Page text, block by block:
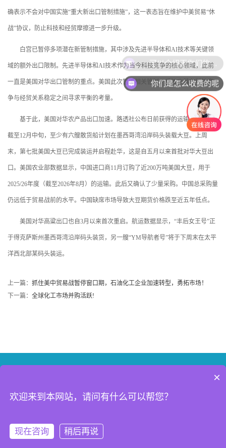
确表示不会对中国实施“重大新出口管制措施”，这一表态旨在维护中美贸易“休
战”协议，防止科技和经贸摩擦进一步升级。
白宫已暂停多项潜在新管制措施，其中涉及先进半导体和AI技术等关键领
域的额外出口限制。先进半导体和AI技术作为当今科技竞争的核心领域，此前
一直是美国对华出口管制的重点。美国此次暂缓相关管制，反映出其在科技竞
争与经贸关系稳定之间寻求平衡的考量。
基于此，美国对华农产品出口加速。路透社公布日前获得的运输时间表，
截至12月中旬，至少有六艘散货船计划在墨西哥湾沿岸码头装载大豆。上周
末，第七批美国大豆已完成装运并启程赴华，这是自五月以来首批对华大豆出
口。美国农业部数据显示，中国进口商11月订购了近200万吨美国大豆，用于
2025/26年度（截至2026年8月）的运输。此后又确认了少量采购。中国总采购量
仍远低于贸易战前的水平。中国缺席市场导致大豆期货价格跌至近五年低点。
美国对华高粱出口也自3月以来首次重启。航运数据显示，“丰后女王号”正
于得克萨斯州墨西哥湾沿岸码头装货，另一艘“YM导航者号”将于下周末在太平
洋西北部某码头装运。
上一篇： 抓住美中贸易战暂停窗口期，石油化工企业加速转型，勇拓市场！
下一篇： 全球化工市场并购活跃!
联系我们
司（证券代码： 834316）版权所有
可以介绍下你们的产品么
你们是怎么收费的呢
×
欢迎来到本网站，请问有什么可以帮您？
现在咨询 稍后再说